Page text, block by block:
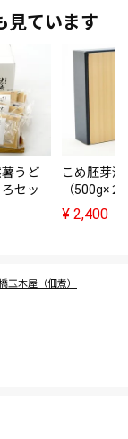
見ています
うど
セッ
こめ胚芽
（500g×２
¥ 2,400
玉木屋（佃煮）